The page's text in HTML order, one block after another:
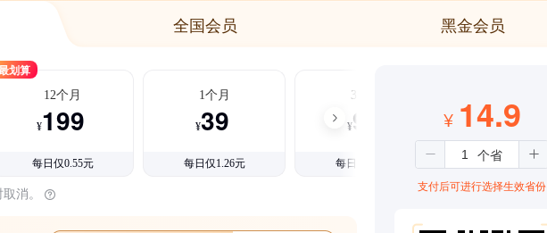
全国会员 黑金会员
划算
12个月
¥199
每日仅0.55元
1个月
¥39
每日仅1.26元
3个月
¥99
每日仅1.08元
消。
¥ 14.9
支付后可进行选择生效省份